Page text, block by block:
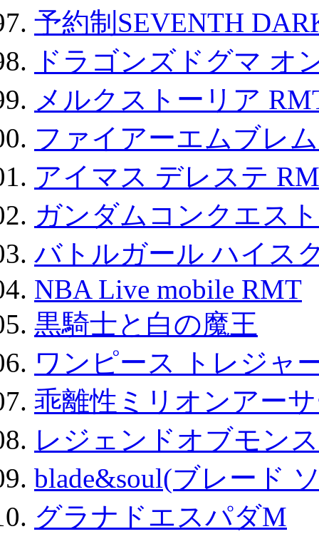
予約制SEVENTH
ドラゴンズドグマ オ
メルクストーリア
ファイアーエムブレ
アイマス デレステ
ガンダムコンクエスト
バトルガール ハイス
NBA Live mobile RMT
黒騎士と白の魔王
ワンピース トレジャ
乖離性ミリオンアー
レジェンドオブモン
blade&soul(ブレード
グラナドエスパダM